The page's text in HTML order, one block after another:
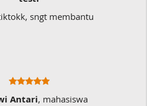
sngt membantu
, mahasiswa